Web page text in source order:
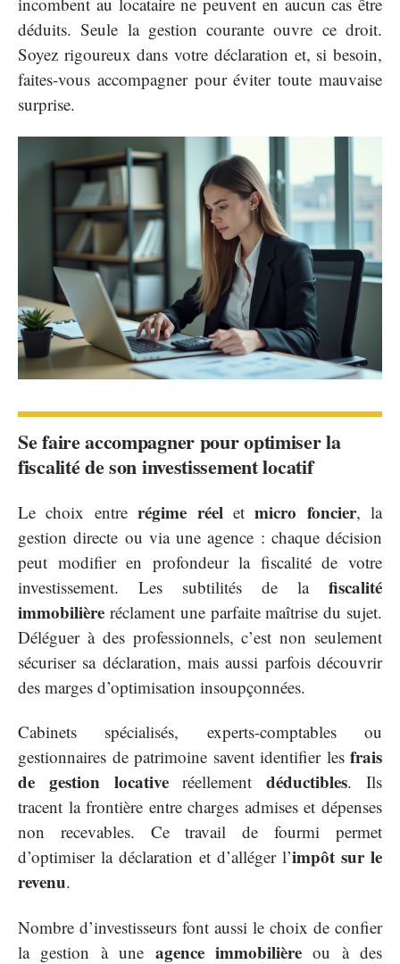
déduits. Seule la gestion courante ouvre ce droit.
Soyez rigoureux dans votre déclaration et, si besoin,
faites-vous accompagner pour éviter toute mauvaise
surprise.
Se faire accompagner pour optimiser la
fiscalité de son investissement locatif
Le choix entrerégime réel etmicro foncier, la
gestion directe ou via une agence : chaque décision
peut modifier en profondeur la fiscalité de votre
investissement. Les subtilités de la fiscalité
immobilière réclament une parfaite maîtrise du sujet.
Déléguer à des professionnels, c’est non seulement
sécuriser sa déclaration, mais aussi parfois découvrir
des marges d’optimisation insoupçonnées.
Cabinets spécialisés, experts-comptables ou
gestionnaires de patrimoine savent identifier les frais
de gestion locativeréellementdéductibles. Ils
tracent la frontière entre charges admises et dépenses
non recevables. Ce travail de fourmi permet
d’optimiser la déclaration et d’alléger l’impôt sur le
revenu.
Nombre d’investisseurs font aussi le choix de confier
la gestion à une agence immobilièreou à des